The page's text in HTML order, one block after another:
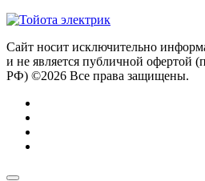
Сайт носит исключительно
и не является публичной офертой
РФ) ©2026 Все права защищены.